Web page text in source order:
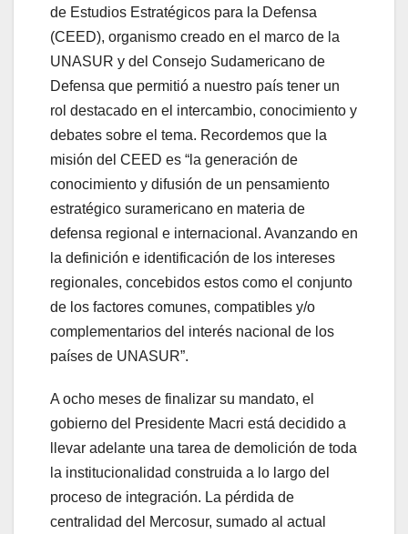
de Estudios Estratégicos para la Defensa
(CEED), organismo creado en el marco de la
UNASUR y del Consejo Sudamericano de
Defensa que permitió a nuestro país tener un
rol destacado en el intercambio, conocimiento y
debates sobre el tema. Recordemos que la
misión del CEED es “la generación de
conocimiento y difusión de un pensamiento
estratégico suramericano en materia de
defensa regional e internacional. Avanzando en
la definición e identificación de los intereses
regionales, concebidos estos como el conjunto
de los factores comunes, compatibles y/o
complementarios del interés nacional de los
países de UNASUR”.
A ocho meses de finalizar su mandato, el
gobierno del Presidente Macri está decidido a
llevar adelante una tarea de demolición de toda
la institucionalidad construida a lo largo del
proceso de integración. La pérdida de
centralidad del Mercosur, sumado al actual